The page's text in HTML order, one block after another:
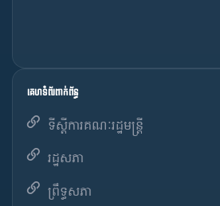
គេហទំព័រពាក់ព័ន្ធ
ទីស្តីការគណៈរដ្ឋមន្ត្រី
រដ្ឋសភា
ព្រឹទ្ធសភា